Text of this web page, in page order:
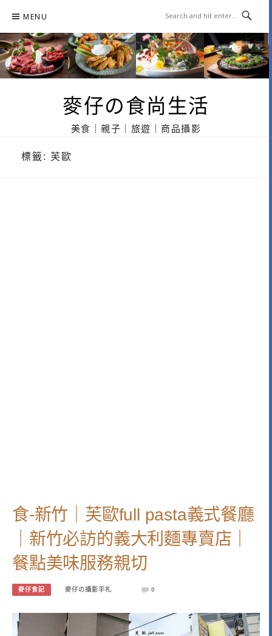
content
MENU
麥仔の食尚生活
美食｜親子｜旅遊｜商品攝影
標籤: 芙歐
食-新竹｜芙歐full pasta義式餐廳
｜新竹必訪的義大利麵專賣店｜
餐點美味服務親切
麥仔食記 麥仔の攝影手札 0